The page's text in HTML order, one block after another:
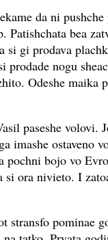
da ni
Patishchata bea
si gi prodava
nogu
Odeshe maika
paseshe volovi.
imashe ostaveno
bojo vo
ora nivieto. I
stransfo pominae